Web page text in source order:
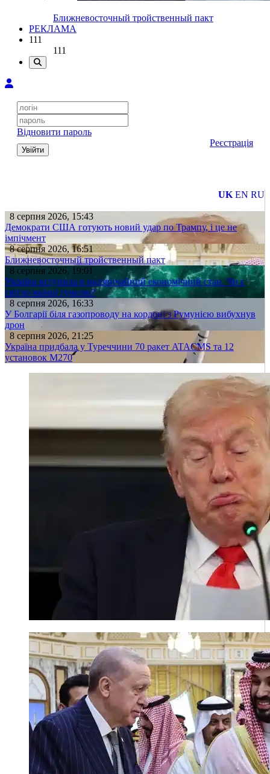
Ближневосточный тройственный пакт
РЕКЛАМА
111
111
Відновити пароль
Увійти
Реєстрація
UK EN RU
8 серпня 2026, 15:43
Демократи США готують новий удар по Трампу, і це не
імпічмент
8 серпня 2026, 16:51
Ближневосточный тройственный пакт
8 серпня 2026, 19:01
Україна вступила в надзвичайний економічний стан. Чи є
світло вкінці тунелю?
8 серпня 2026, 16:33
У Болгарії біля газопроводу на кордоні з Румунією вибухнув
дрон
8 серпня 2026, 21:25
Україна придбала у Туреччини 70 ракет ATACMS та 12
установок M270